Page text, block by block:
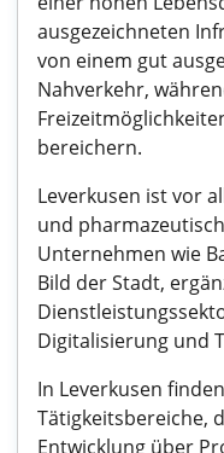
ausgezeichneten
von einem gut
Nahverkehr,
bereichern.
Leverkusen ist vor
und
Unternehmen wie
Bild der Stadt,
Digitalisierung und
In Leverkusen
Tätigkeitsbereiche,
Entwicklung über